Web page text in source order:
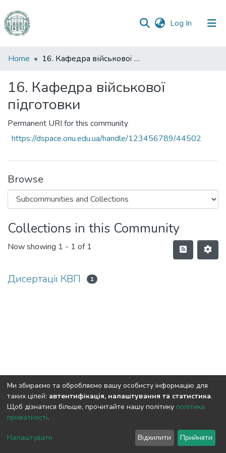
Log In (current)
Communities
Collections
All of DSpace
Statistics
Home 16. Кафедра військової підготовки
16. Кафедра військової
підготовки
Permanent URI for this community
https://dspace.onu.edu.ua/handle/123456789/44502
Browse
Collections in this Community
Now showing 1 - 1 of 1
Дисертації КВП 1
Cookie
End User
Agreement
Send
Feedback
Ми збираємо та обробляємо вашу особисту інформацію для
таких цілей: автентифікація, налаштування та статистика.
Щоб дізнатися більше, прочитайте нашу політику політика
приватності.
Налаштувати Відхилити Прийняти